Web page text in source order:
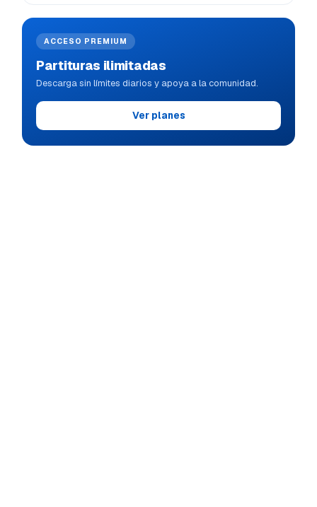
ACCESO PREMIUM
Partituras ilimitadas
Descarga sin límites diarios y apoya a la comunidad.
Ver planes